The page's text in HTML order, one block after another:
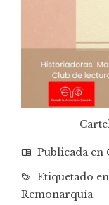
Publicada en
Etiquetado en
Remonarquía